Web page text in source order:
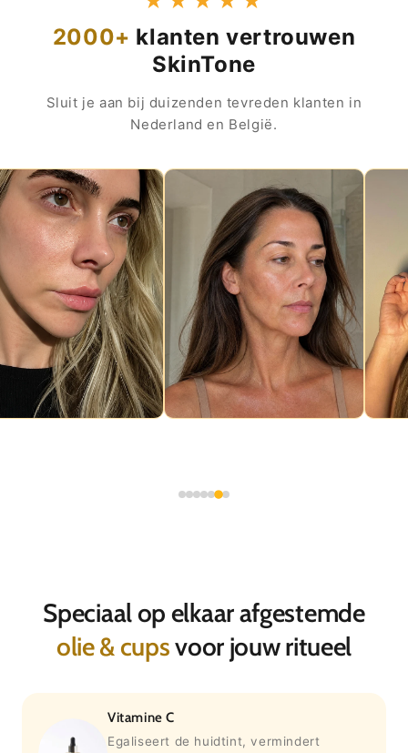
2000+ klanten vertrouwen
SkinTone
Sluit je aan bij duizenden tevreden klanten in
Nederland en België.
Speciaal op elkaar afgestemde
olie & cupsvoor jouw ritueel
Vitamine C
Egaliseert de huidtint, vermindert